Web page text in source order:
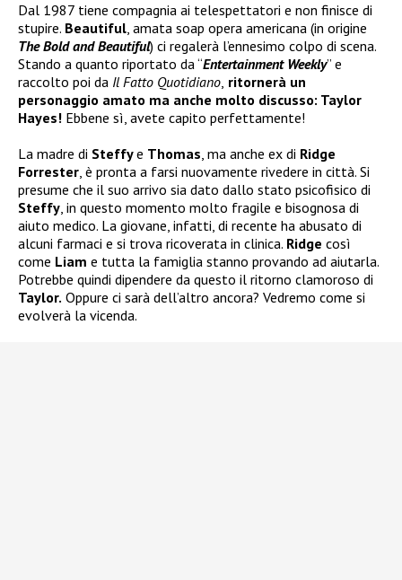
Dal 1987 tiene compagnia ai telespettatori e non finisce di
stupire. Beautiful, amata soap opera americana (in origine
The Bold and Beautiful) ci regalerà l’ennesimo colpo di scena.
Stando a quanto riportato da “Entertainment Weekly” e
raccolto poi da Il Fatto Quotidiano, ritornerà un
personaggio amato ma anche molto discusso: Taylor
Hayes! Ebbene sì, avete capito perfettamente!
La madre di Steffye Thomas, ma anche ex di Ridge
Forrester, è pronta a farsi nuovamente rivedere in città. Si
presume che il suo arrivo sia dato dallo stato psicofisico di
Steffy, in questo momento molto fragile e bisognosa di
aiuto medico. La giovane, infatti, di recente ha abusato di
alcuni farmaci e si trova ricoverata in clinica. Ridge così
come Liam e tutta la famiglia stanno provando ad aiutarla.
Potrebbe quindi dipendere da questo il ritorno clamoroso di
Taylor. Oppure ci sarà dell’altro ancora? Vedremo come si
evolverà la vicenda.